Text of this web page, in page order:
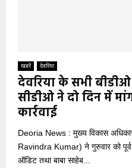
खबरें देवरिया
देवरिया के सभी बीडीओ
सीडीओ ने दो दिन में
कार्रवाई
Deoria News : मुख्य विकास
Ravindra Kumar) ने गुरुवार को पूर्व
ऑडिट तथा बाबा साहेब...